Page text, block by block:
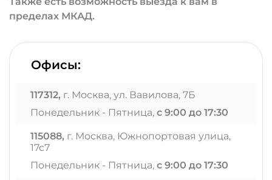
пределах МКАД.
Офисы:
117312, г. Москва, ул. Вавилова, 7Б
Понедельник - Пятница, с 9:00 до 17:30
115088, г. Москва, Южнопортовая улица,
17с7
Понедельник - Пятница, с 9:00 до 17:30